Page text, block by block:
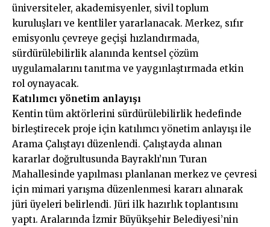
üniversiteler, akademisyenler, sivil toplum
kuruluşları ve kentliler yararlanacak. Merkez, sıfır
emisyonlu çevreye geçişi hızlandırmada,
sürdürülebilirlik alanında kentsel çözüm
uygulamalarını tanıtma ve yaygınlaştırmada etkin
rol oynayacak.
Katılımcı yönetim anlayışı
Kentin tüm aktörlerini sürdürülebilirlik hedefinde
birleştirecek proje için katılımcı yönetim anlayışı ile
Arama Çalıştayı düzenlendi. Çalıştayda alınan
kararlar doğrultusunda Bayraklı’nın Turan
Mahallesinde yapılması planlanan merkez ve çevresi
için mimari yarışma düzenlenmesi kararı alınarak
jüri üyeleri belirlendi. Jüri ilk hazırlık toplantısını
yaptı. Aralarında İzmir Büyükşehir Belediyesi’nin